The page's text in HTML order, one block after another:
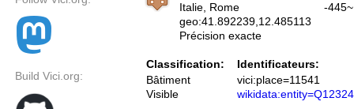
Build Vici.org:
Italie, Rome
geo:41.892239,12.485113
Précision exacte
-
Classification:
Bâtiment
Visible
Identificateurs:
vici:place=11541